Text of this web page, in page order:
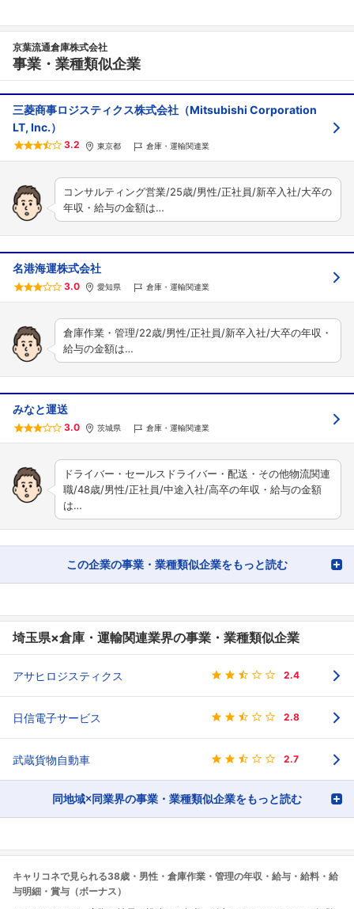
フォローしました
京葉流通倉庫株式会社
事業・業種類似企業
三菱商事ロジスティクス株式会社（Mitsubishi Corporation
LT, Inc.）
3.2 東京都 倉庫・運輸関連業
コンサルティング営業/25歳/男性/正社員/新卒入社/大卒の
年収・給与の金額は…
名港海運株式会社
3.0 愛知県 倉庫・運輸関連業
倉庫作業・管理/22歳/男性/正社員/新卒入社/大卒の年収・
給与の金額は…
みなと運送
3.0 茨城県 倉庫・運輸関連業
ドライバー・セールスドライバー・配送・その他物流関連
職/48歳/男性/正社員/中途入社/高卒の年収・給与の金額
は…
この企業の事業・業種類似企業をもっと読む
埼玉県×倉庫・運輸関連業界の事業・業種類似企業
アサヒロジスティクス 2.4
日信電子サービス 2.8
武蔵貨物自動車 2.7
同地域×同業界の事業・業種類似企業をもっと読む
キャリコネで見られる38歳・男性・倉庫作業・管理の年収・給与・給料・給
与明細・賞与（ボーナス）